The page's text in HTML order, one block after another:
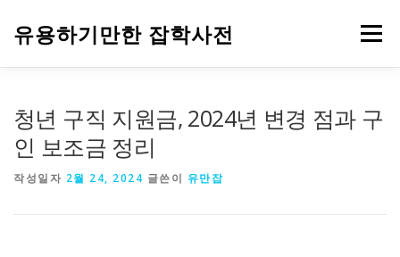
유용하기만한 잡학사전 메뉴
청년 구직 지원금, 2024년 변경 점과 구
인 보조금 정리
작성일자 2월 24, 2024 글쓴이 유만잡